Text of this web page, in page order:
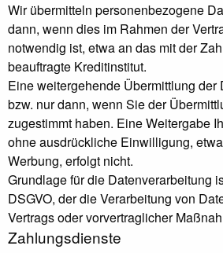
Wir übermitteln personenbezogene
dann, wenn dies im Rahmen der
notwendig ist, etwa an das mit der
beauftragte Kreditinstitut.
Eine weitergehende Übermittlung der
bzw. nur dann, wenn Sie der
zugestimmt haben. Eine Weitergabe
ohne ausdrückliche Einwilligung,
Werbung, erfolgt nicht.
Grundlage für die Datenverarbeitung
DSGVO, der die Verarbeitung von
Vertrags oder vorvertraglicher
Zahlungsdienste